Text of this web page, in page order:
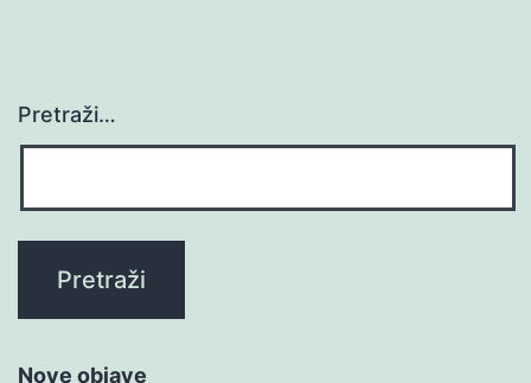
Pretraži…
Nove objave